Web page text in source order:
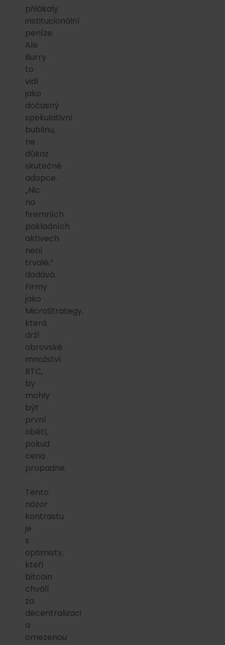
přilákaly
institucionální
peníze.
Ale
Burry
to
vidí
jako
dočasný
spekulativní
bublinu,
ne
důkaz
skutečné
adopce.
„Nic
na
firemních
pokladních
aktivech
není
trvalé,“
dodává.
Firmy
jako
MicroStrategy,
která
drží
obrovské
množství
BTC,
by
mohly
být
první
obětí,
pokud
cena
propadne.
Tento
názor
kontrastu
je
s
optimisty,
kteří
bitcoin
chválí
za
decentralizaci
a
omezenou